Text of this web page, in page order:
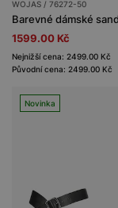
WOJAS / 76272-50
1599.00 Kč
Nejnižší cena: 2499.00 Kč
Původní cena: 2499.00 Kč
Novinka